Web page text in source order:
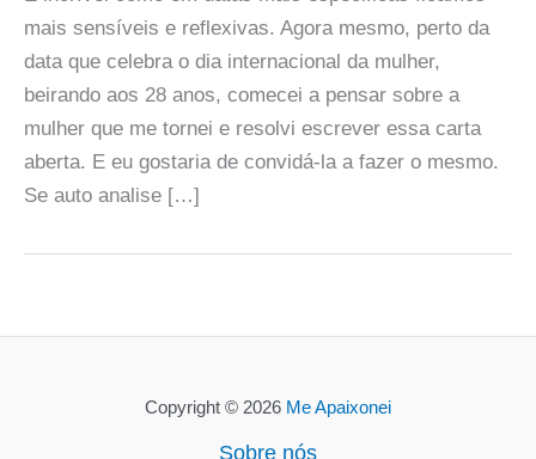
mais sensíveis e reflexivas. Agora mesmo, perto da
data que celebra o dia internacional da mulher,
beirando aos 28 anos, comecei a pensar sobre a
mulher que me tornei e resolvi escrever essa carta
aberta. E eu gostaria de convidá-la a fazer o mesmo.
Se auto analise […]
Copyright © 2026 Me Apaixonei
Sobre nós